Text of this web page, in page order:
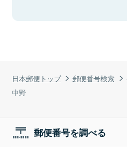
日本郵便トップ 郵便番号検索
中野
郵便番号を調べる